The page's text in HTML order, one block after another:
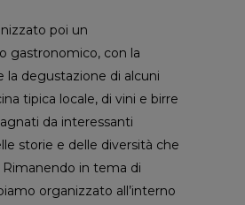
poi un
gastronomico, con la
la degustazione di alcuni
tipica locale, di vini e birre
da interessanti
storie e delle diversità che
Rimanendo in tema di
organizzato all’interno